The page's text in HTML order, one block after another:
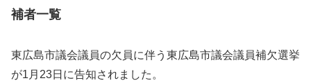
補者一覧
東広島市議会議員の欠員に伴う東広島市議会議員補欠選挙
が1月23日に告知されました。